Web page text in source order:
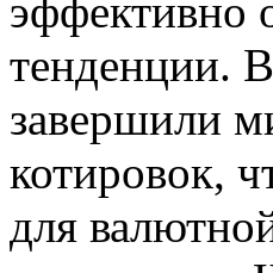
эффективно
тенденции.
завершили
котировок,
для